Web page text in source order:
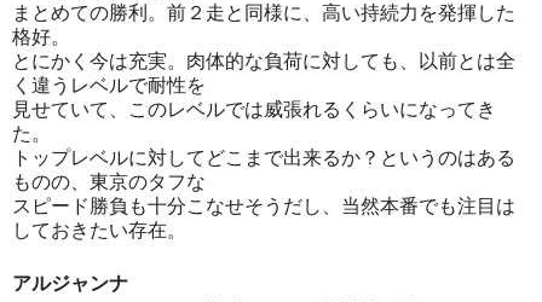
まとめての勝利。前２走と同様に、高い持続力を発揮した
格好。
とにかく今は充実。肉体的な負荷に対しても、以前とは全
く違うレベルで耐性を
見せていて、このレベルでは威張れるくらいになってき
た。
トップレベルに対してどこまで出来るか？というのはある
ものの、東京のタフな
スピード勝負も十分こなせそうだし、当然本番でも注目は
しておきたい存在。
アルジャンナ